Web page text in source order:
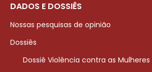
DADOS E DOSSIÊS
Nossas pesquisas de opinião
Dossiês
Dossiê Violência contra as Mulheres